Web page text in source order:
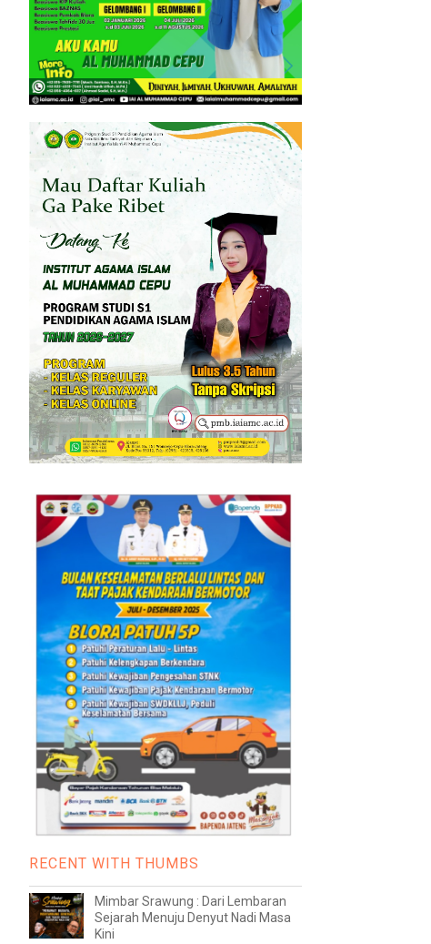
RECENT WITH THUMBS
Mimbar Srawung : Dari Lembaran
Sejarah Menuju Denyut Nadi Masa
Kini